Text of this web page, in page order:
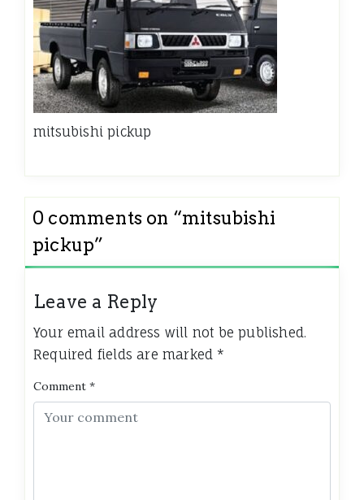
mitsubishi pickup
0 comments on “mitsubishi
pickup”
Leave a Reply
Your email address will not be published.
Required fields are marked *
Comment *